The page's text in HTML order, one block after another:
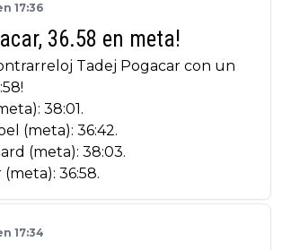
17:36
36.58 en meta!
Tadej Pogacar con un
38:01.
(meta): 36:42.
(meta): 38:03.
(meta): 36:58.
17:34